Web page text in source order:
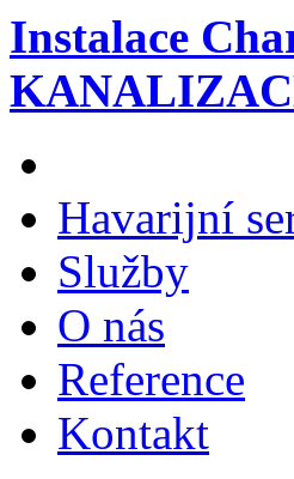
Instalace
Havarijní
Služby
O nás
Reference
Kontakt